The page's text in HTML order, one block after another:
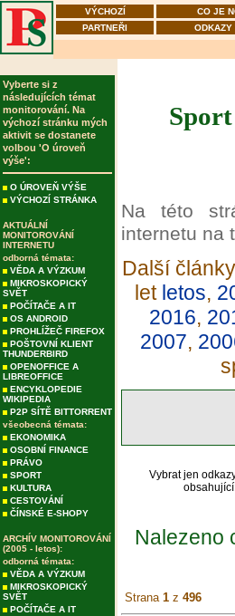
VÝCHOZÍ CO JE
PARTNEŘI
ODKAZY
Vyberte si z
následujících témat
monitorování. Na
výchozí stránku mých
aktivit se dostanete
volbou 'O úroveň
výše':
O ÚROVEŇ VÝŠE
VÝCHOZÍ STRÁNKA
AKTUÁLNÍ
MONITOROVÁNÍ
INTERNETU
odborná témata:
VĚDA A VÝZKUM
MIKROSKOPICKÝ
SVĚT
POČÍTAČE A IT
OS ANDROID
PROHLÍŽEČ FIREFOX
POŠTOVNÍ KLIENT
THUNDERBIRD
OPENOFFICE A
LIBREOFFICE
ENCYKLOPEDIE
WIKIPEDIA
P2P SÍTĚ BITTORRENT
všeobecná témata:
EKONOMIKA
OSOBNÍ FINANCE
PRÁVO
SPORT
KULTURA
CESTOVÁNÍ
ČÍNSKÉ E-SHOPY
ARCHÍV MONITOROVÁNÍ
(2005 - letos):
odborná témata:
VĚDA A VÝZKUM
MIKROSKOPICKÝ
SVĚT
POČÍTAČE A IT
Na této
internetu na
Další
let letos,
2016,
2007,
Vybrat jen
Nalezeno
Strana 1 z 496